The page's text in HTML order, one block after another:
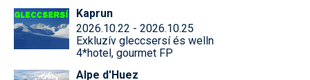
Kaprun
2026.10.22 - 2026.10.25
Exkluzív gleccsersí és welln
4*hotel, gourmet FP
Alpe d'Huez